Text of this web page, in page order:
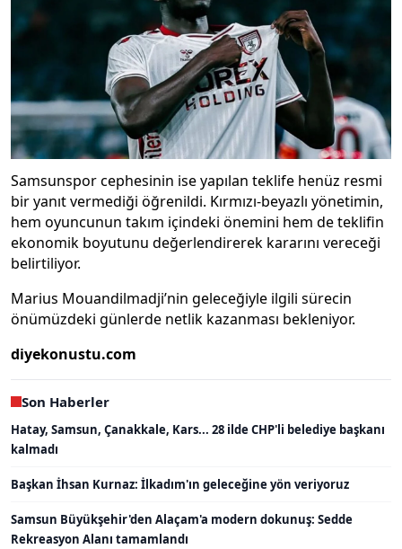
Samsunspor cephesinin ise yapılan teklife henüz resmi
bir yanıt vermediği öğrenildi. Kırmızı-beyazlı yönetimin,
hem oyuncunun takım içindeki önemini hem de teklifin
ekonomik boyutunu değerlendirerek kararını vereceği
belirtiliyor.
Marius Mouandilmadji’nin geleceğiyle ilgili sürecin
önümüzdeki günlerde netlik kazanması bekleniyor.
diyekonustu.com
Son Haberler
Hatay, Samsun, Çanakkale, Kars... 28 ilde CHP'li belediye başkanı
kalmadı
Başkan İhsan Kurnaz: İlkadım'ın geleceğine yön veriyoruz
Samsun Büyükşehir'den Alaçam'a modern dokunuş: Sedde
Rekreasyon Alanı tamamlandı